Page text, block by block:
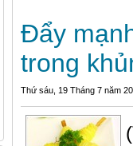
Đẩy
trong
Thứ sáu, 19 Tháng 7 năm